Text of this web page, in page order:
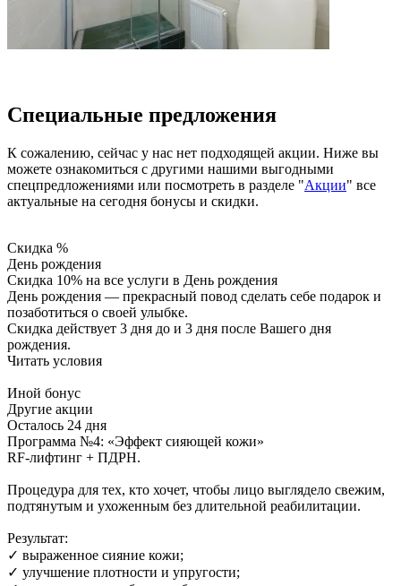
Специальные предложения
К сожалению, сейчас у нас нет подходящей акции. Ниже вы
можете ознакомиться с другими нашими выгодными
спецпредложениями или посмотреть в разделе "Акции" все
актуальные на сегодня бонусы и скидки.
Скидка %
День рождения
Скидка 10% на все услуги в День рождения
День рождения — прекрасный повод сделать себе подарок и
позаботиться о своей улыбке.
Скидка действует 3 дня до и 3 дня после Вашего дня
рождения.
Читать условия
Иной бонус
Другие акции
Осталось 24 дня
Программа №4: «Эффект сияющей кожи»
RF-лифтинг + ПДРН.
Процедура для тех, кто хочет, чтобы лицо выглядело свежим,
подтянутым и ухоженным без длительной реабилитации.
Результат:
✓ выраженное сияние кожи;
✓ улучшение плотности и упругости;